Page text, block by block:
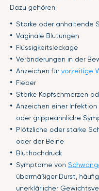
Dazu gehören:
Starke oder anhaltende
Vaginale Blutungen
Flüssigkeitsleckage
Veränderungen in der
Anzeichen fürvorzeitige
Fieber
Starke Kopfschmerzen
Anzeichen einer
oder grippeähnliche
Plötzliche oder starke
oder der Beine
Bluthochdruck
Symptome von
übermäßiger Durst,
unerklärlicher